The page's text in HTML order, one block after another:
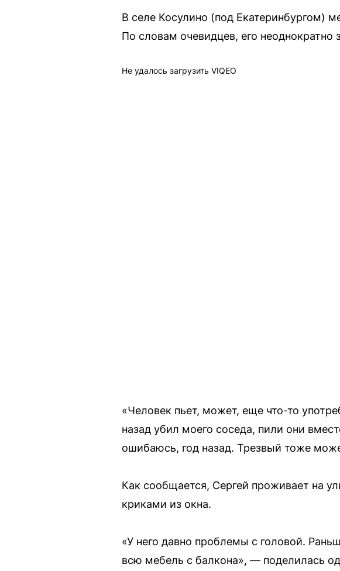
В селе Косулино (под
По словам очевидцев, его
Не удалось загрузить VIQEO
«Человек пьет, может, еще что-то
назад убил моего соседа, пили они
ошибаюсь, год назад. Трезвый тоже
Как сообщается, Сергей проживает на
криками из окна.
«У него давно проблемы с головой.
всю мебель с балкона», — поделилась